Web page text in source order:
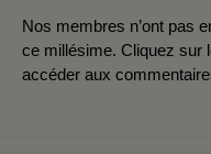
Nos membres n’ont pas
ce millésime. Cliquez sur
accéder aux